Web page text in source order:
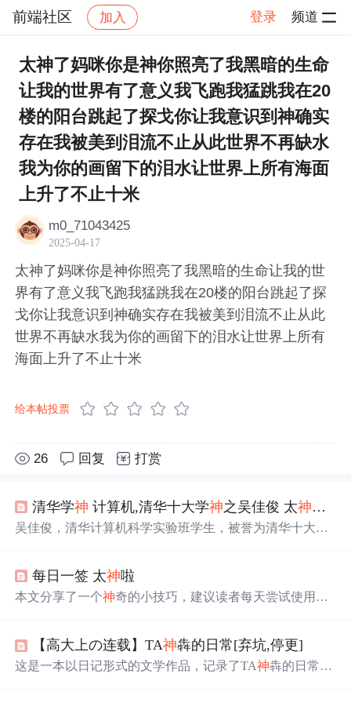
前端社区 加入 登录 频道
社区 前端社区 感慨 帖子详情
太神了妈咪你是神你照亮了我黑暗的生命
让我的世界有了意义我飞跑我猛跳我在20
楼的阳台跳起了探戈你让我意识到神确实
存在我被美到泪流不止从此世界不再缺水
我为你的画留下的泪水让世界上所有海面
上升了不止十米
m0_71043425
2025-04-17
太神了妈咪你是神你照亮了我黑暗的生命让我的世
界有了意义我飞跑我猛跳我在20楼的阳台跳起了探
戈你让我意识到神确实存在我被美到泪流不止从此
世界不再缺水我为你的画留下的泪水让世界上所有
海面上升了不止十米
给本帖投票
26 回复 打赏
清华学神 计算机,清华十大学神之吴佳俊 太神了！
吴佳俊，清华计算机科学实验班学生，被誉为清华十大学
每日一签 太神啦
本文分享了一个神奇的小技巧，建议读者每天尝试使用，
【高大上の连载】TA神犇的日常[弃坑,停更]
这是一本以日记形式的文学作品，记录了TA神犇的日常生